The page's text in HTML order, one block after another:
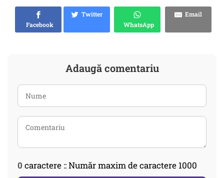
Facebook
Twitter
WhatsApp
Email
Adaugă comentariu
0 caractere :: Număr maxim de caractere 1000